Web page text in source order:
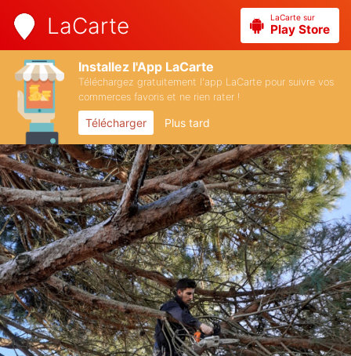
LaCarte LaCarte sur
Play Store
Installez l'App LaCarte
Téléchargez gratuitement l'app LaCarte pour suivre vos
commerces favoris et ne rien rater !
Télécharger Plus tard